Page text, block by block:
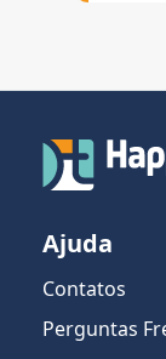
Ajuda
Contatos
Perguntas